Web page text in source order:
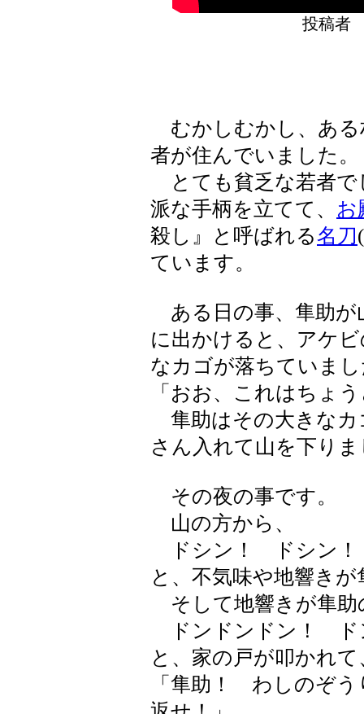
投稿
むかしむかし、ある
者が住んでいました。
とても貧乏な若者で
派な手柄を立てて、 お
殺し』と呼ばれる名刀
ています。
ある日の事、隼助が
に出かけると、アケ
なカゴが落ちていま
「おお、これはちょ
隼助はその大きなカ
さん入れて山を下り
その夜の事です。
山の方から、
ドシン！ ドシン！
と、不気味や地響き
そして地響きが隼助
ドンドンドン！ ド
と、家の戸が叩かれ
「隼助！ わしのぞ